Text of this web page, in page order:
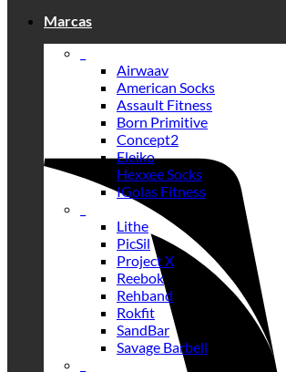
Marcas
Airwaav
American Socks
Assault Fitness
Born Primitive
Concept2
Eleiko
Hexxee Socks
IGolas Fitness
Lithe
PicSil
Project X
Reebok
Rehband
Rokfit
SandBar
Savage Barbell